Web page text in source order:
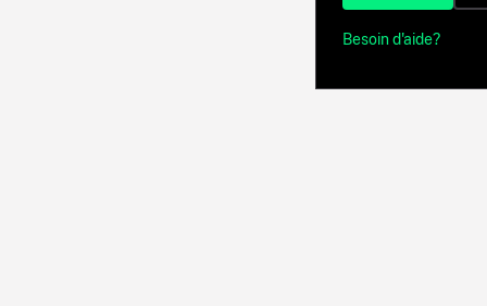
Besoin d'aide?